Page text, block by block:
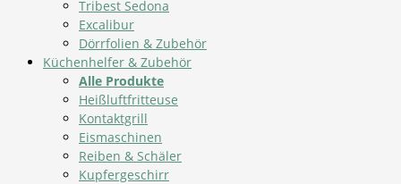
Tribest Sedona
Excalibur
Dörrfolien & Zubehör
Küchenhelfer & Zubehör
Alle Produkte
Heißluftfritteuse
Kontaktgrill
Eismaschinen
Reiben & Schäler
Kupfergeschirr